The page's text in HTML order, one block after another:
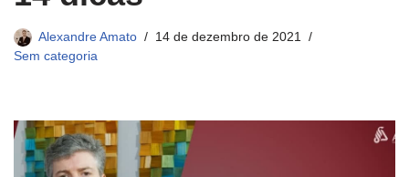
Alexandre Amato
14 de dezembro de 2021
Sem categoria